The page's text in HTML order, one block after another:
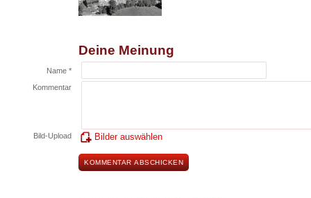
Deine Meinung
Name *
Kommentar
Bild-Upload Bilder auswählen